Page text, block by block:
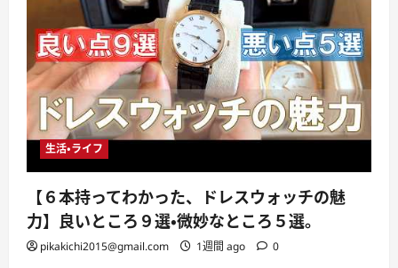
生活・ライフ
【６本持ってわかった、ドレスウォッチの魅
力】良いところ９選・微妙なところ５選。
pikakichi2015@gmail.com 1週間 ago 0